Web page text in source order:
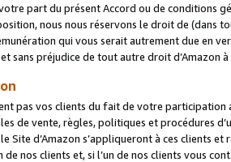
part du présent Accord ou de conditions
nous nous réservons le droit de (dans
qui vous serait autrement due en
sans préjudice de tout autre droit
pas vos clients du fait de votre
de vente, règles, politiques et procédures
Site d’Amazon s’appliqueront à ces clients
de nos clients et, si l’un de nos clients vous